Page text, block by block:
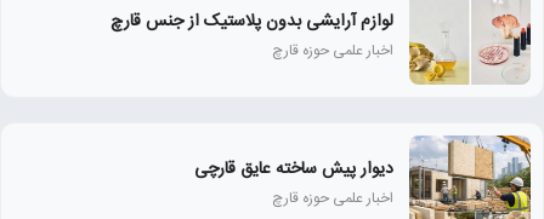
لوازم آرایشی بدون پلاستیک از جنس قارچ
اخبار علمی حوزه قارچ
دیوار پیش ساخته عایق قارچی
اخبار علمی حوزه قارچ